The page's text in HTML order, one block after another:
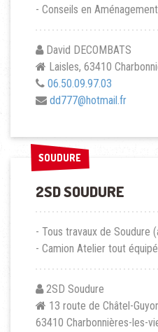
- Conseils en
David DECOMBATS
Laisles, 63410
06.50.09.97.03
dd777@hotmail.fr
SOUDURE
SOUDURE
2SD SOUDURE
- Tous travaux de Soudure
- Camion Atelier tout
2SD Soudure
13 route de Châtel-
63410 Charbonnières-les-